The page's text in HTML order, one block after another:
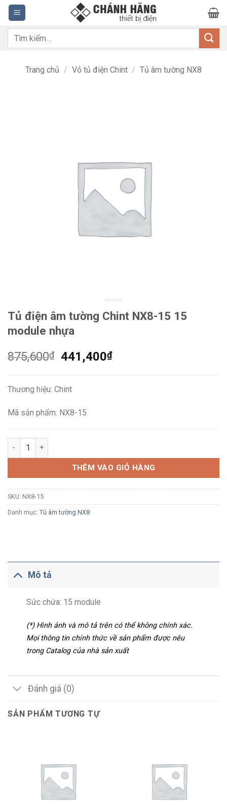
Bỏ
qua
nội
dung
Tìm
Trang chủ / Vỏ tủ điện Chint / Tủ âm tường NX8
Tủ điện âm tường Chint NX8-15 15
module nhựa
875,600₫
Giá
875,600₫.
441,400₫Giá
Thương hiệu: Chint
Mã sản phẩm: NX8-15
Tủ điện âm tường Chint NX8-15 15 module nhựa số lượng
THÊM VÀO GIỎ HÀNG
SKU: NX8-15
Danh mục: Tủ âm tường NX8
Mô tả
Sức chứa: 15 module
(*) Hình ảnh và mô tả trên có thể không chính xác.
Mọi thông tin chính thức về sản phẩm được nêu
trong Catalog của nhà sản xuất
Đánh giá (0)
SẢN PHẨM TƯƠNG TỰ